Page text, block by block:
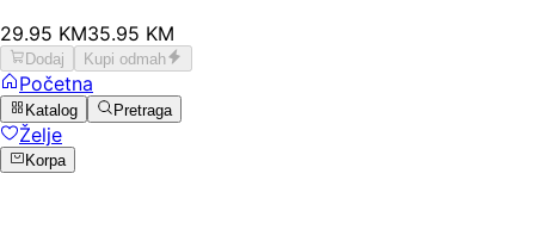
29.95 KM35.95 KM
Dodaj Kupi odmah
Početna
Katalog Pretraga
Želje
Korpa